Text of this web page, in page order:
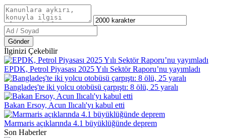
Gönder
İlginizi Çekebilir
EPDK, Petrol Piyasası 2025 Yılı Sektör Raporu’nu yayımladı
Bangladeş'te iki yolcu otobüsü çarpıştı: 8 ölü, 25 yaralı
Bakan Ersoy, Acun Ilıcalı'yı kabul etti
Marmaris açıklarında 4.1 büyüklüğünde deprem
Son Haberler